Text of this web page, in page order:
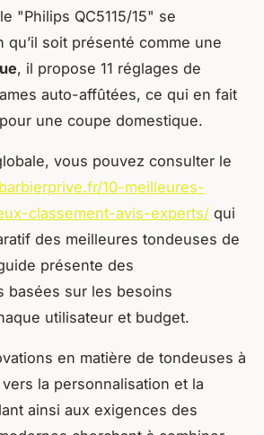
"Philips QC5115/15" se
qu’il soit présenté comme une
, il propose 11 réglages de
auto-affûtées, ce qui en fait
une coupe domestique.
vous pouvez consulter le
10-meilleures-
classement-avis-experts/ qui
des meilleures tondeuses de
présente des
basées sur les besoins
utilisateur et budget.
en matière de tondeuses à
la personnalisation et la
ainsi aux exigences des